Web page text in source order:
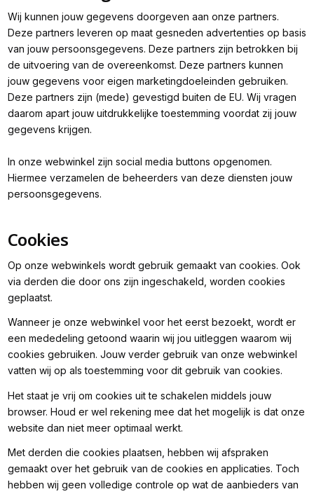
Wij kunnen jouw gegevens doorgeven aan onze partners.
Deze partners leveren op maat gesneden advertenties op basis
van jouw persoonsgegevens. Deze partners zijn betrokken bij
de uitvoering van de overeenkomst. Deze partners kunnen
jouw gegevens voor eigen marketingdoeleinden gebruiken.
Deze partners zijn (mede) gevestigd buiten de EU. Wij vragen
daarom apart jouw uitdrukkelijke toestemming voordat zij jouw
gegevens krijgen.
In onze webwinkel zijn social media buttons opgenomen.
Hiermee verzamelen de beheerders van deze diensten jouw
persoonsgegevens.
Cookies
Op onze webwinkels wordt gebruik gemaakt van cookies. Ook
via derden die door ons zijn ingeschakeld, worden cookies
geplaatst.
Wanneer je onze webwinkel voor het eerst bezoekt, wordt er
een mededeling getoond waarin wij jou uitleggen waarom wij
cookies gebruiken. Jouw verder gebruik van onze webwinkel
vatten wij op als toestemming voor dit gebruik van cookies.
Het staat je vrij om cookies uit te schakelen middels jouw
browser. Houd er wel rekening mee dat het mogelijk is dat onze
website dan niet meer optimaal werkt.
Met derden die cookies plaatsen, hebben wij afspraken
gemaakt over het gebruik van de cookies en applicaties. Toch
hebben wij geen volledige controle op wat de aanbieders van